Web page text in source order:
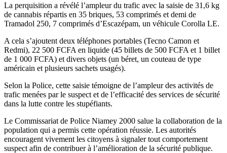
La perquisition a révélé l’ampleur du trafic avec la saisie de 31,6 kg
de cannabis répartis en 35 briques, 53 comprimés et demi de
Tramadol 250, 7 comprimés d’Escazépam, un véhicule Corolla LE.
A cela s’ajoutent deux téléphones portables (Tecno Camon et
Redmi), 22 500 FCFA en liquide (45 billets de 500 FCFA et 1 billet
de 1 000 FCFA) et divers objets (un béret, un couteau de type
américain et plusieurs sachets usagés).
Selon la Police, cette saisie témoigne de l’ampleur des activités de
trafic menées par le suspect et de l’efficacité des services de sécurité
dans la lutte contre les stupéfiants.
Le Commissariat de Police Niamey 2000 salue la collaboration de la
population qui a permis cette opération réussie. Les autorités
encouragent vivement les citoyens à signaler tout comportement
suspect afin de contribuer à l’amélioration de la sécurité publique.